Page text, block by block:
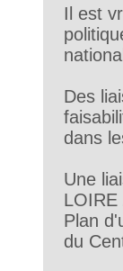
Il est
Des
dans
Une
Plan
du